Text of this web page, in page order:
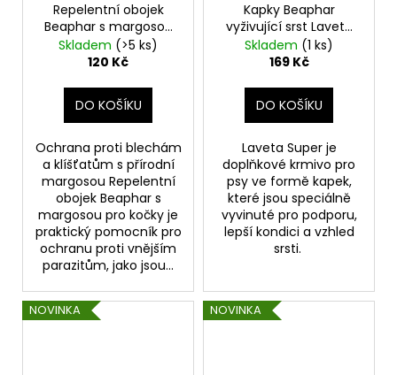
Repelentní obojek
Beaphar s margosou
pro kočky, semišový
mix barev
Skladem (>5 ks)
120 Kč
DO KOŠÍKU
Ochrana proti blechám
a klíšťatům s přírodní
margosou Repelentní
obojek Beaphar s
margosou pro kočky je
praktický pomocník pro
ochranu proti vnějším
parazitům, jako jsou...
Kapky Beaphar
vyživující srst Laveta
Super 50ml
Skladem (1 ks)
169 Kč
DO KOŠÍKU
Laveta Super je
doplňkové krmivo pro
psy ve formě kapek,
které jsou speciálně
vyvinuté pro podporu,
lepší kondici a vzhled
srsti.
NOVINKA NOVINKA